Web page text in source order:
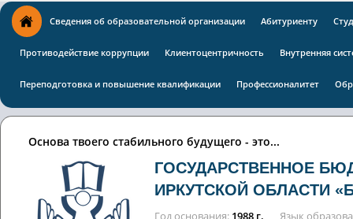
Сведения об образовательной организации Абитуриенту
Противодействие коррупции Клиентоцентричность Внутренняя
Переподготовка и повышение квалификации Профессионалитет
Основа твоего стабильного будущего - это...
ГОСУДАРСТВЕННОЕ
ИРКУТСКОЙ ОБЛАСТИ
Год основания 1988 г. Язык